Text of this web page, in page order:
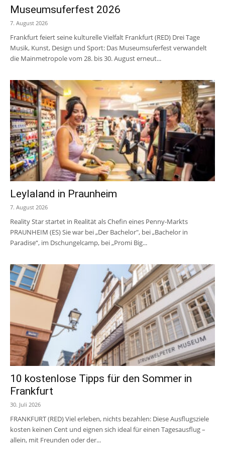
Museumsuferfest 2026
7. August 2026
Frankfurt feiert seine kulturelle Vielfalt Frankfurt (RED) Drei Tage
Musik, Kunst, Design und Sport: Das Museumsuferfest verwandelt
die Mainmetropole vom 28. bis 30. August erneut...
Leylaland in Praunheim
7. August 2026
Reality Star startet in Realität als Chefin eines Penny-Markts
PRAUNHEIM (ES) Sie war bei „Der Bachelor", bei „Bachelor in
Paradise“, im Dschungelcamp, bei „Promi Big...
10 kostenlose Tipps für den Sommer in
Frankfurt
30. Juli 2026
FRANKFURT (RED) Viel erleben, nichts bezahlen: Diese Ausflugsziele
kosten keinen Cent und eignen sich ideal für einen Tagesausflug –
allein, mit Freunden oder der...